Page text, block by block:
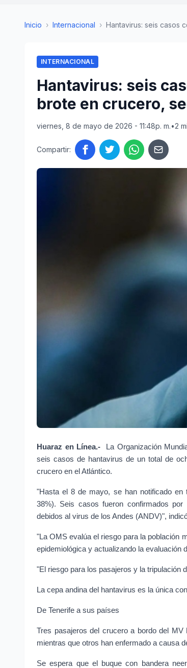
Inicio › Internacional › Hantavirus: seis casos
INTERNACIONAL
Hantavirus: seis
brote en crucero,
viernes, 8 de mayo de 2026 - 11:48p. m.•2
Compartir:
Huaraz en Línea.-
La Organización
seis casos de hantavirus de un total de
crucero en el Atlántico.
"Hasta el 8 de mayo, se han notificado en
38%). Seis casos fueron confirmados
debidos al virus de los Andes (ANDV)",
"La OMS evalúa el riesgo para la población
epidemiológica y actualizando la evaluación
"El riesgo para los pasajeros y la tripulación
La cepa andina del hantavirus es la única
De Tenerife a sus países
Tres pasajeros del crucero a bordo del
mientras que otros han enfermado a causa
Se espera que el buque con bandera